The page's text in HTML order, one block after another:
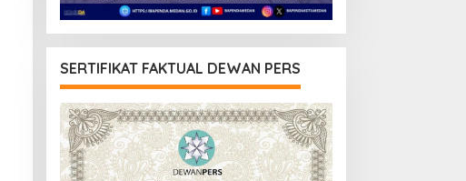
SERTIFIKAT FAKTUAL DEWAN PERS